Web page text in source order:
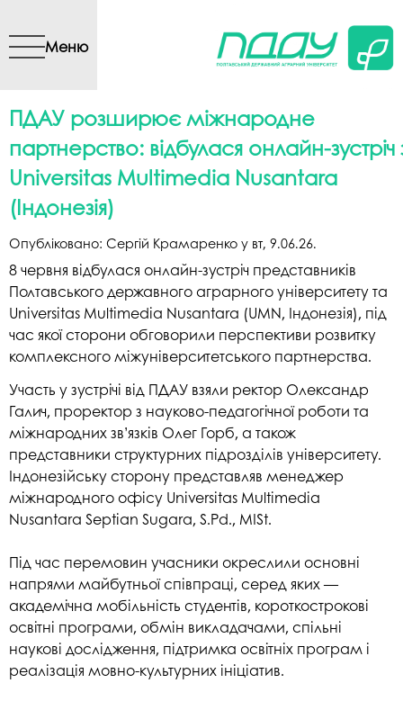
вмісту
Меню
ПДАУ розширює міжнародне
партнерство: відбулася онлайн-зустріч
Universitas Multimedia Nusantara
(Індонезія)
Опубліковано: Сергій Крамаренко у вт, 9.06.26.
8 червня відбулася онлайн-зустріч представників
Полтавського державного аграрного університету та
Universitas Multimedia Nusantara (UMN, Індонезія), під
час якої сторони обговорили перспективи розвитку
комплексного міжуніверситетського партнерства.
Участь у зустрічі від ПДАУ взяли ректор Олександр
Галич, проректор з науково-педагогічної роботи та
міжнародних зв’язків Олег Горб, а також
представники структурних підрозділів університету.
Індонезійську сторону представляв менеджер
міжнародного офісу Universitas Multimedia
Nusantara Septian Sugara, S.Pd., MISt.
Під час перемовин учасники окреслили основні
напрями майбутньої співпраці, серед яких —
академічна мобільність студентів, короткострокові
освітні програми, обмін викладачами, спільні
наукові дослідження, підтримка освітніх програм і
реалізація мовно-культурних ініціатив.